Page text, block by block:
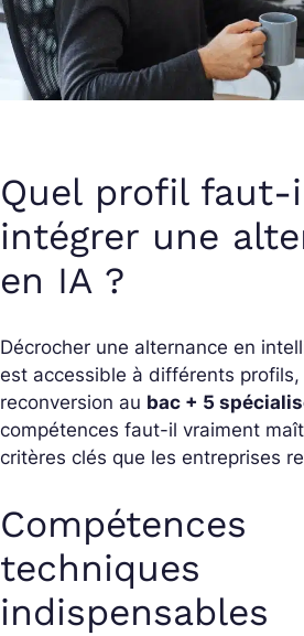
Quel profil faut-
intégrer une
en IA ?
Décrocher une alternance en
est accessible à différents profils,
reconversion au bac + 5
compétences faut-il vraiment
critères clés que les entreprises
Compétences
techniques
indispensables